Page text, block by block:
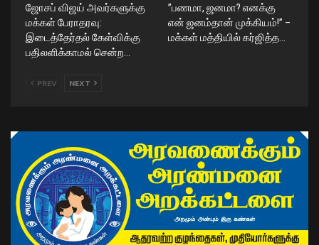
ஜோசப் விஜய் அவர்களுக்கு
மக்கள் பேராதரவு:
இடைத்தேர்தல் கேள்விக்கு
பதிலளிக்காமல் சென்ற…
​”பணமா, ஜனமா? எனக்கு
என் ஜனம்தான் முக்கியம்!” –
மக்கள் மத்தியில் கர்ஜித்த…
PREV NEXT